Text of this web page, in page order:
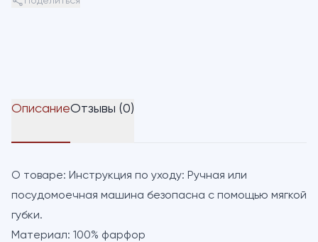
ОписаниеОтзывы (0)
О товаре: Инструкция по уходу: Ручная или
посудомоечная машина безопасна с помощью мягкой
губки.
Материал: 100% фарфор